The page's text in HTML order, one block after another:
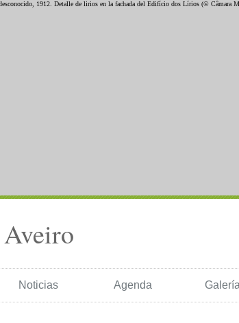
Aveiro
Noticias Agenda Galería